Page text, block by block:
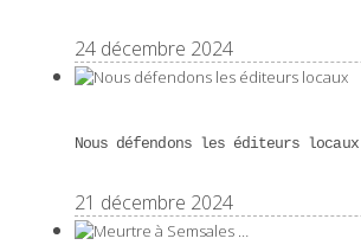
24 décembre 2024
Nous défendons les éditeurs locaux
21 décembre 2024